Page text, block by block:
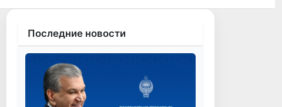
Последние новости